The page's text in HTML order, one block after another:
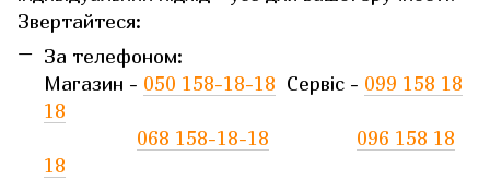
Звертайтеся:
За телефоном:
Магазин - 050 158-18-18 Сервіс - 099 158 18
18
068 158-18-18
096 158 18
18